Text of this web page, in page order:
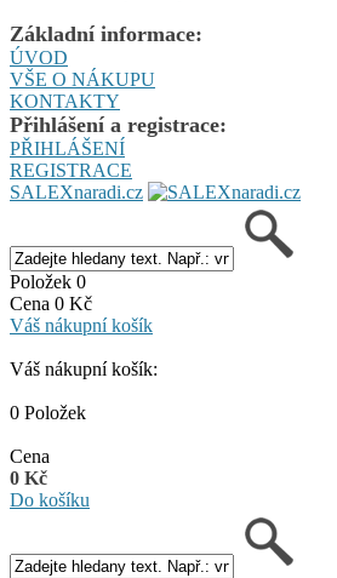
Základní informace:
ÚVOD
VŠE O NÁKUPU
KONTAKTY
Přihlášení a registrace:
PŘIHLÁŠENÍ
REGISTRACE
SALEXnaradi.cz
Položek 0
Cena 0 Kč
Váš nákupní košík
Váš nákupní košík:
0 Položek
Cena
0 Kč
Do košíku